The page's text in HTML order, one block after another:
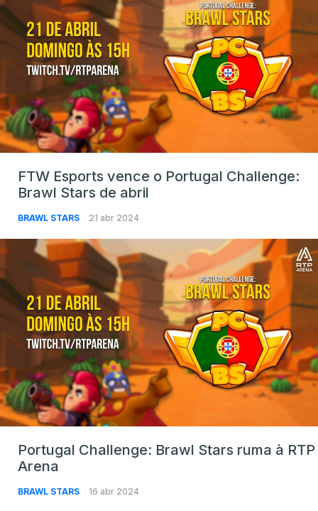
FTW Esports vence o Portugal Challenge:
Brawl Stars de abril
BRAWL STARS 21 abr 2024
Portugal Challenge: Brawl Stars ruma à RTP
Arena
BRAWL STARS 16 abr 2024